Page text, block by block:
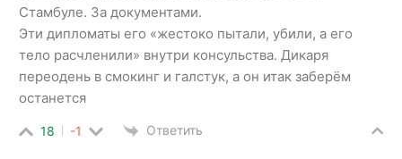
Стамбуле. За документами.
Эти дипломаты его «жестоко пытали, убили, а его
тело расчленили» внутри консульства. Дикаря
переодень в смокинг и галстук, а он итак заберём
останется
18 -1 Ответить